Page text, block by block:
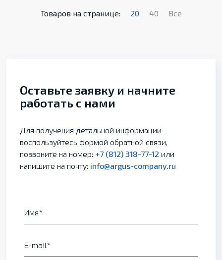
Товаров на странице: 20 40 Все
Оставьте заявку и начните
работать с нами
Для получения детальной информации
воспользуйтесь формой обратной связи,
позвоните на номер: +7 (812) 318-77-12 или
напишите на почту: info@argus-company.ru
Имя
E-mail